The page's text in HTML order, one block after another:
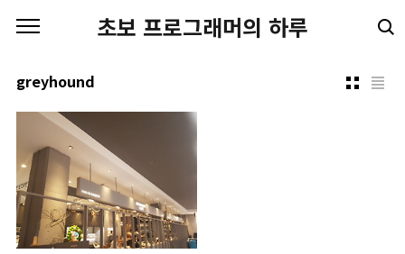
초보 프로그래머의 하루
greyhound